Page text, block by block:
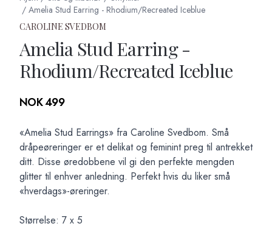
/ Amelia Stud Earring - Rhodium/Recreated Iceblue
CAROLINE SVEDBOM
Amelia Stud Earring -
Rhodium/Recreated Iceblue
Produktdetaljer
NOK 499
Description
«Amelia Stud Earrings» fra Caroline Svedbom. Små
dråpeøreringer er et delikat og feminint preg til antrekket
ditt. Disse øredobbene vil gi den perfekte mengden
glitter til enhver anledning. Perfekt hvis du liker små
«hverdags»-øreringer.
Størrelse: 7 x 5